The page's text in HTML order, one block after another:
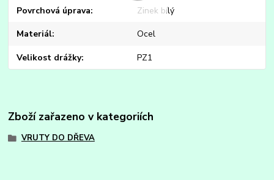
Povrchová úprava Zinek bílý
Materiál Ocel
Velikost drážky PZ1
Zboží zařazeno v kategoriích
VRUTY DO DŘEVA